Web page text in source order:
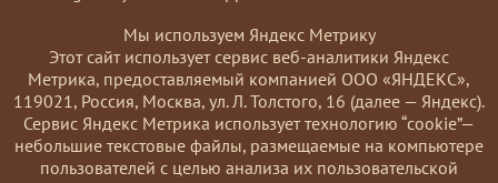
Мы используем Яндекс Метрику
Этот сайт использует сервис веб-аналитики Яндекс
Метрика, предоставляемый компанией ООО «ЯНДЕКС»,
119021, Россия, Москва, ул. Л. Толстого, 16 (далее — Яндекс).
Сервис Яндекс Метрика использует технологию “cookie”—
небольшие текстовые файлы, размещаемые на компьютере
пользователей с целью анализа их пользовательской